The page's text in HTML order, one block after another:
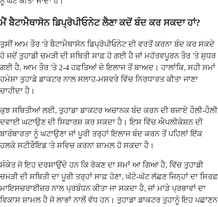
ਮੈਂ ਬੈਟਾਮੈਥਾਸੋਨ ਡਿਪ੍ਰੋਪੀਓਨੇਟ ਲੈਣਾ ਕਦੋਂ ਬੰਦ ਕਰ ਸਕਦਾ ਹਾਂ?
ਤੁਸੀਂ ਆਮ ਤੌਰ 'ਤੇ ਬੈਟਾਮੈਥਾਸੋਨ ਡਿਪ੍ਰੋਪੀਓਨੇਟ ਦੀ ਵਰਤੋਂ ਕਰਨਾ ਬੰਦ ਕਰ ਸਕਦੇ
ਹੋ ਜਦੋਂ ਤੁਹਾਡੀ ਚਮੜੀ ਦੀ ਸਥਿਤੀ ਸਾਫ਼ ਹੋ ਗਈ ਹੈ ਜਾਂ ਮਹੱਤਵਪੂਰਨ ਤੌਰ 'ਤੇ ਸੁਧਰ
ਗਈ ਹੈ, ਆਮ ਤੌਰ 'ਤੇ 2-4 ਹਫ਼ਤਿਆਂ ਦੇ ਇਲਾਜ ਤੋਂ ਬਾਅਦ। ਹਾਲਾਂਕਿ, ਸਹੀ ਸਮਾਂ
ਹਮੇਸ਼ਾ ਤੁਹਾਡੇ ਡਾਕਟਰ ਨਾਲ ਸਲਾਹ-ਮਸ਼ਵਰੇ ਵਿੱਚ ਨਿਰਧਾਰਤ ਕੀਤਾ ਜਾਣਾ
ਚਾਹੀਦਾ ਹੈ।
ਕੁਝ ਸਥਿਤੀਆਂ ਲਈ, ਤੁਹਾਡਾ ਡਾਕਟਰ ਅਚਾਨਕ ਬੰਦ ਕਰਨ ਦੀ ਬਜਾਏ ਹੌਲੀ-ਹੌਲੀ
ਦਵਾਈ ਘਟਾਉਣ ਦੀ ਸਿਫਾਰਸ਼ ਕਰ ਸਕਦਾ ਹੈ। ਇਸ ਵਿੱਚ ਐਪਲੀਕੇਸ਼ਨ ਦੀ
ਬਾਰੰਬਾਰਤਾ ਨੂੰ ਘਟਾਉਣਾ ਜਾਂ ਪੂਰੀ ਤਰ੍ਹਾਂ ਇਲਾਜ ਬੰਦ ਕਰਨ ਤੋਂ ਪਹਿਲਾਂ ਇੱਕ
ਹਲਕੇ ਸਟੀਰੌਇਡ 'ਤੇ ਸਵਿਚ ਕਰਨਾ ਸ਼ਾਮਲ ਹੋ ਸਕਦਾ ਹੈ।
ਸੰਕੇਤ ਜੋ ਇਹ ਦਰਸਾਉਂਦੇ ਹਨ ਕਿ ਰੋਕਣ ਦਾ ਸਮਾਂ ਆ ਗਿਆ ਹੈ, ਵਿੱਚ ਤੁਹਾਡੀ
ਚਮੜੀ ਦੀ ਸਥਿਤੀ ਦਾ ਪੂਰੀ ਤਰ੍ਹਾਂ ਸਾਫ਼ ਹੋਣਾ, ਘੱਟੋ-ਘੱਟ ਲੱਛਣ ਜਿਨ੍ਹਾਂ ਦਾ ਸਿਰਫ਼
ਮਾਇਸਚਰਾਈਜ਼ਰ ਨਾਲ ਪ੍ਰਬੰਧਨ ਕੀਤਾ ਜਾ ਸਕਦਾ ਹੈ, ਜਾਂ ਮਾੜੇ ਪ੍ਰਭਾਵਾਂ ਦਾ
ਵਿਕਾਸ ਸ਼ਾਮਲ ਹੈ ਜੋ ਲਾਭਾਂ ਨਾਲੋਂ ਵੱਧ ਹਨ। ਤੁਹਾਡਾ ਡਾਕਟਰ ਤੁਹਾਨੂੰ ਇਹ ਪਛਾਣਨ